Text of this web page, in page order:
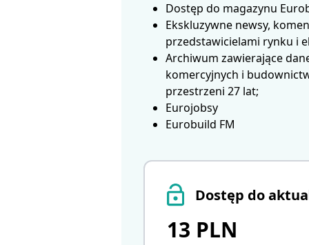
Dostęp do
13 PLN
Dostęp do magazynu
Ekskluzywne newsy,
przedstawicielami rynku i
Archiwum zawierające
komercyjnych i
przestrzeni 27 lat;
Eurojobsy
Eurobuild FM